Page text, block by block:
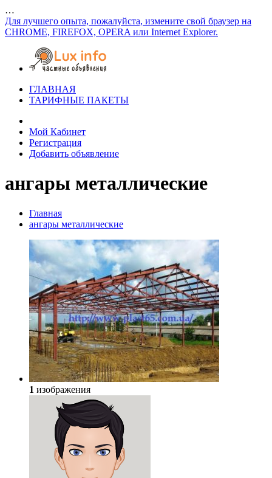
…
Для лучшего опыта, пожалуйста, измените свой браузер на
CHROME, FIREFOX, OPERA или Internet Explorer.
ГЛАВНАЯ
ТАРИФНЫЕ ПАКЕТЫ
Мой Кабинет
Регистрация
Добавить объявление
ангары металлические
Главная
ангары металлические
1 изображения